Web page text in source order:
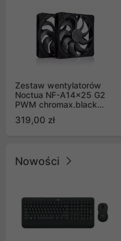
Zestaw wentylatorów
Noctua NF-A14x25 G2
PWM chromax.black
Push Pull (2szt)
319,00 zł
Nowości